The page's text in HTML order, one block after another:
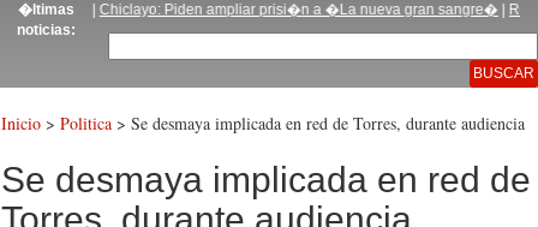
�ltimas
noticias:
|Chiclayo: Piden ampliar prisi�n a �La nueva gran sangre�|Roban
Inicio > Politica > Se desmaya implicada en red de Torres, durante audiencia
Se desmaya implicada en red de